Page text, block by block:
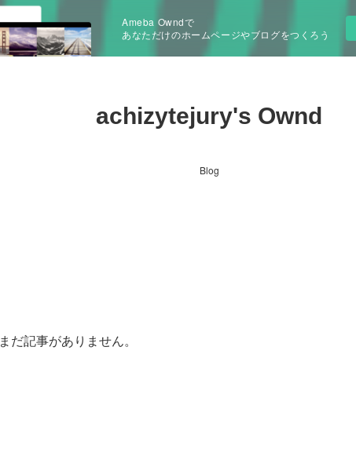
Ameba Owndで
あなただけのホームページやブログをつくろう
achizytejury's Ownd
Blog
まだ記事がありません。